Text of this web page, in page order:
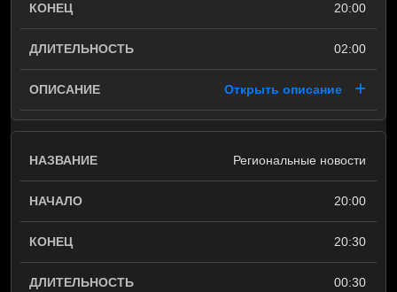
20:00
02:00
Открыть описание
Региональные новости
20:00
20:30
00:30